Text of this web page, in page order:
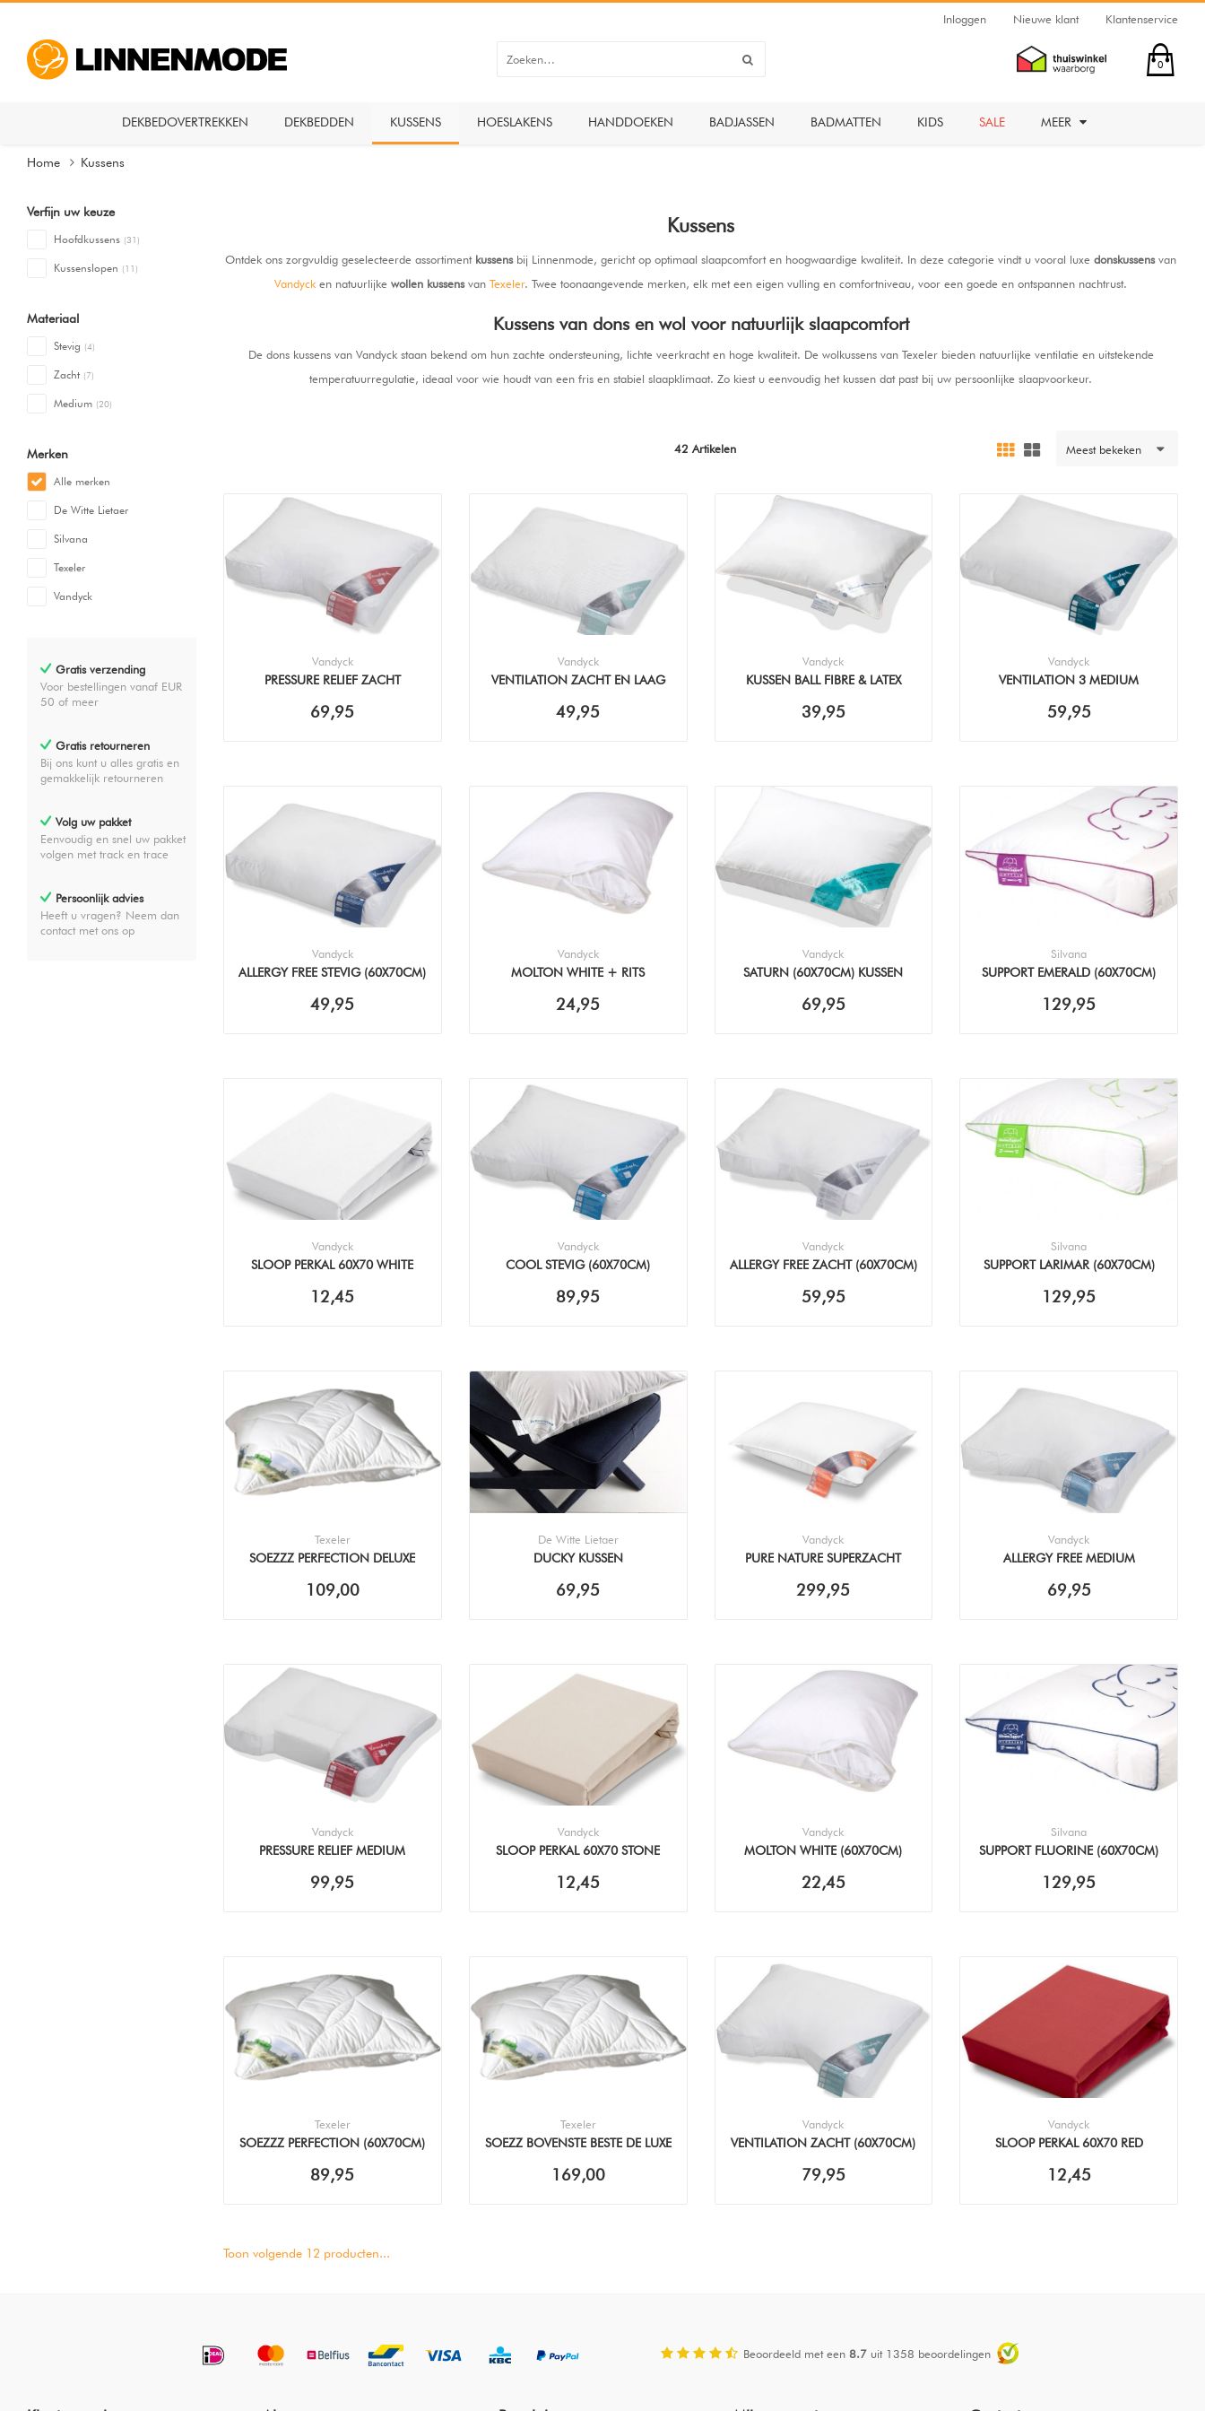
Inloggen Nieuwe klant Klantenservice
0
DEKBEDOVERTREKKEN DEKBEDDEN KUSSENS HOESLAKENS HANDDOEKEN BADJASSEN BADMATTEN KIDS SALE MEER
Home Kussens
Verfijn uw keuze
Hoofdkussens (31)
Kussenslopen (11)
Materiaal
Stevig (4)
Zacht (7)
Medium (20)
Merken
Alle merken
De Witte Lietaer
Silvana
Texeler
Vandyck
Gratis verzending
Voor bestellingen vanaf EUR
50 of meer
Gratis retourneren
Bij ons kunt u alles gratis en
gemakkelijk retourneren
Volg uw pakket
Eenvoudig en snel uw pakket
volgen met track en trace
Persoonlijk advies
Heeft u vragen? Neem dan
contact met ons op
Kussens
Ontdek ons zorgvuldig geselecteerde assortiment kussensbij Linnenmode, gericht op optimaal slaapcomfort en hoogwaardige kwaliteit. In deze categorie vindt u vooral luxe donskussensvan
Vandyck en natuurlijke wollen kussensvan Texeler. Twee toonaangevende merken, elk met een eigen vulling en comfortniveau, voor een goede en ontspannen nachtrust.
Kussens van dons en wol voor natuurlijk slaapcomfort
De dons kussens van Vandyck staan bekend om hun zachte ondersteuning, lichte veerkracht en hoge kwaliteit. De wolkussens van Texeler bieden natuurlijke ventilatie en uitstekende
temperatuurregulatie, ideaal voor wie houdt van een fris en stabiel slaapklimaat. Zo kiest u eenvoudig het kussen dat past bij uw persoonlijke slaapvoorkeur.
42 Artikelen Meest bekeken
Vandyck
PRESSURE RELIEF ZACHT
69,95
Vandyck
VENTILATION ZACHT EN LAAG
49,95
Vandyck
KUSSEN BALL FIBRE & LATEX
39,95
Vandyck
VENTILATION 3 MEDIUM
59,95
Vandyck
ALLERGY FREE STEVIG (60X70CM)
49,95
Vandyck
MOLTON WHITE + RITS
24,95
Vandyck
SATURN (60X70CM) KUSSEN
69,95
Silvana
SUPPORT EMERALD (60X70CM)
129,95
Vandyck
SLOOP PERKAL 60X70 WHITE
12,45
Vandyck
COOL STEVIG (60X70CM)
89,95
Vandyck
ALLERGY FREE ZACHT (60X70CM)
59,95
Silvana
SUPPORT LARIMAR (60X70CM)
129,95
Texeler
SOEZZZ PERFECTION DELUXE
109,00
De Witte Lietaer
DUCKY KUSSEN
69,95
Vandyck
PURE NATURE SUPERZACHT
299,95
Vandyck
ALLERGY FREE MEDIUM
69,95
Vandyck
PRESSURE RELIEF MEDIUM
99,95
Vandyck
SLOOP PERKAL 60X70 STONE
12,45
Vandyck
MOLTON WHITE (60X70CM)
22,45
Silvana
SUPPORT FLUORINE (60X70CM)
129,95
Texeler
SOEZZZ PERFECTION (60X70CM)
89,95
Texeler
SOEZZ BOVENSTE BESTE DE LUXE
169,00
Vandyck
VENTILATION ZACHT (60X70CM)
79,95
Vandyck
SLOOP PERKAL 60X70 RED
12,45
Toon volgende 12 producten...
Beoordeeld met een 8.7uit 1358 beoordelingen